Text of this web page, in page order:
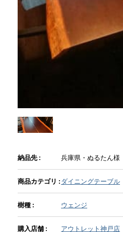
全商品一覧
新入荷情報
INFORMATION
MOKUBA
よくあるご質問
納品先 : 兵庫県・ぬるたん様
商品カテゴリ :ダイニングテーブル
樹種 : ウェンジ
購入店舗 : アウトレット神戸店